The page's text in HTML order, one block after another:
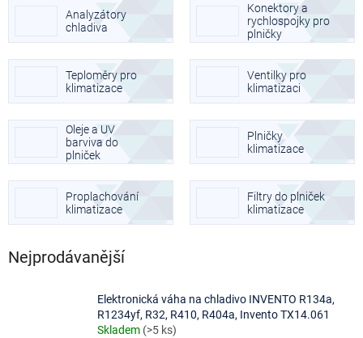
Analyzátory
chladiva
Konektory a
rychlospojky pro
plničky
klimatizace
Teploměry pro
klimatizace
Ventilky pro
klimatizaci
Oleje a UV
barviva do
plniček
klimatizace
Plničky
klimatizace
Proplachování
klimatizace
Filtry do plniček
klimatizace
Nejprodávanější
Elektronická váha na chladivo INVENTO R134a,
R1234yf, R32, R410, R404a, Invento TX14.061
Skladem (>5 ks)